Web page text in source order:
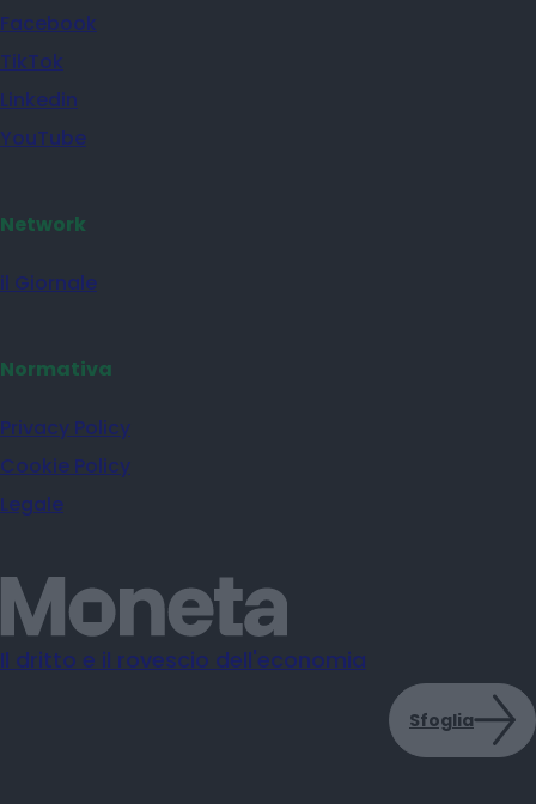
Facebook
TikTok
Linkedin
YouTube
Network
il Giornale
Normativa
Privacy Policy
Cookie Policy
Legale
Il dritto e il rovescio dell'economia
Sfoglia